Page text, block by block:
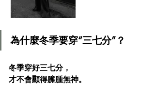
為什麼冬季要穿“三七分”？
冬季穿好三七分，
才不會顯得臃腫無神。